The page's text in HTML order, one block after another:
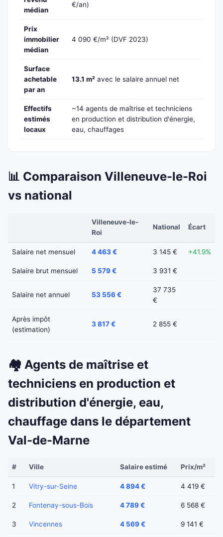
médian
€/an)
Prix
immobilier
médian
4 090 €/m² (DVF 2023)
Surface
achetable
par an
13.1 m² avec le salaire annuel net
Effectifs
estimés
locaux
~14 agents de maîtrise et techniciens
en production et distribution d'énergie,
eau, chauffages
📊 Comparaison Villeneuve-le-Roi
vs national
Villeneuve-le-
Roi
National Écart
Salaire net mensuel 4 463 € 3 145 € +41.9%
Salaire brut mensuel 5 579 € 3 931 €
Salaire net annuel 53 556 €
37 735
€
Après impôt
(estimation)
3 817 € 2 855 €
🏘️ Agents de maîtrise et
techniciens en production et
distribution d'énergie, eau,
chauffage dans le département
Val-de-Marne
# Ville Salaire estimé Prix/m²
1 Vitry-sur-Seine 4 894 € 4 419 €
2 Fontenay-sous-Bois 4 789 € 6 568 €
3 Vincennes 4 569 € 9 141 €